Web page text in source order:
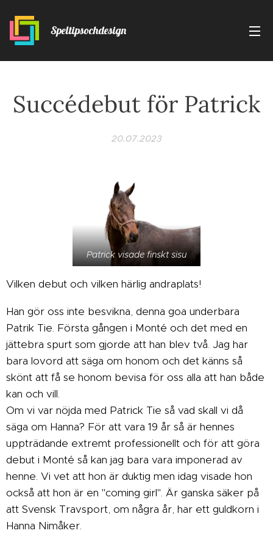
Speltipsochdesign
Succédebut för Patrick
20.07.2023
Patrick visade finskt sisu
Vilken debut och vilken härlig andraplats!
Han gör oss inte besvikna, denna goa underbara
Patrik Tie. Första gången i Monté och det med en
jättebra spurt som gjorde att han blev två. Jag har
bara lovord att säga om honom och det känns så
skönt att få se honom bevisa för oss alla att han både
kan och vill.
Om vi var nöjda med Patrick Tie så vad skall vi då
säga om Hanna? För att vara 19 år så är hennes
uppträdande extremt professionellt och för att göra
debut i Monté så kan jag bara vara imponerad av
henne. Vi vet att hon är duktig men idag visade hon
också att hon är en "coming girl". Är ganska säker på
att Svensk Travsport, om några år, har ett guldkorn i
Hanna Nimåker.